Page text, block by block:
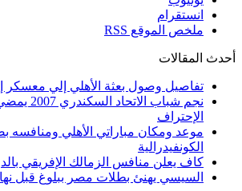
انستقرام
ملخص الموقع RSS
أحدث المقالات
تفاصيل وصول بعثة الأهلي إلي معسكر
نجم شباب
الإحتراف
موعد ومكان مباراتي الأهلي ومنافسه
الكونفيدرالية
كاف يعلن منافس الزمالك الإفريقي
السيسي يهنئ بطلات مصر ببلوغ قبل